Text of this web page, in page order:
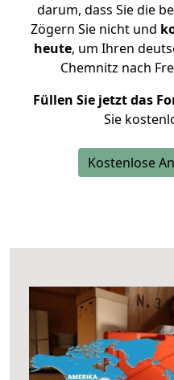
darum, dass Sie die
Zögern Sie nicht und
heute, um Ihren
Chemnitz nach
Füllen Sie jetzt das
Sie
Kostenlose